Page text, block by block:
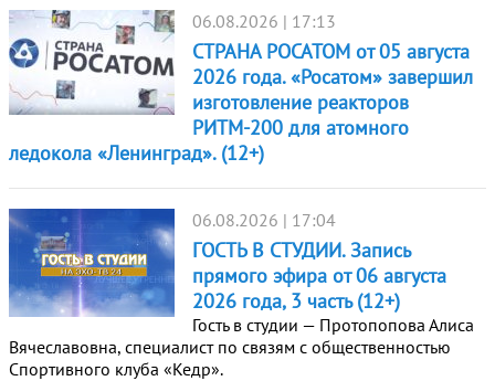
06.08.2026 | 17:13
СТРАНА РОСАТОМ от 05 августа
2026 года. «Росатом» завершил
изготовление реакторов
РИТМ-200 для атомного
ледокола «Ленинград». (12+)
06.08.2026 | 17:04
ГОСТЬ В СТУДИИ. Запись
прямого эфира от 06 августа
2026 года, 3 часть (12+)
Гость в студии — Протопопова Алиса
Вячеславовна, специалист по связям с общественностью
Спортивного клуба «Кедр».